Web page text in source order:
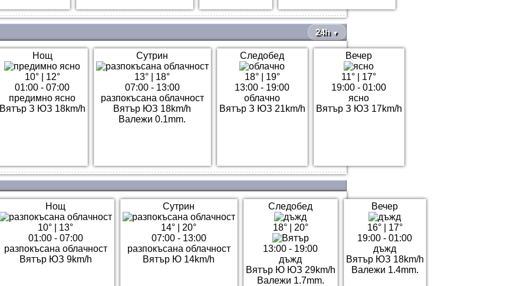
24h ▼
Нощ
10°| 12°
01:00 - 07:00
предимно ясно
Вятър З ЮЗ 18km/h
Сутрин
13°
18°
07:00 - 13:00
разпокъсана облачност
Вятър ЮЗ 18km/h
Валежи 0.1mm.
Следобед
18°| 19°
13:00 - 19:00
облачно
Вятър З ЮЗ 21km/h
Вечер
11°
17°
19:00 - 01:00
ясно
Вятър З ЮЗ 17km/h
Нощ
10°
13°
01:00 - 07:00
разпокъсана облачност
Вятър ЮЗ 9km/h
Сутрин
14°
20°
07:00 - 13:00
разпокъсана облачност
Вятър Ю 14km/h
Следобед
18°| 20°
13:00 - 19:00
дъжд
Вятър Ю ЮЗ 29km/h
Валежи 1.7mm.
Вечер
16°| 17°
19:00 - 01:00
дъжд
Вятър ЮЗ 18km/h
Валежи 1.4mm.